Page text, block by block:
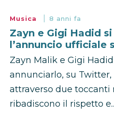
Musica 8 anni fa
Zayn e Gigi Hadid
l’annuncio ufficiale
Zayn Malik e Gigi
annunciarlo, su
attraverso due toccanti
ribadiscono il rispetto